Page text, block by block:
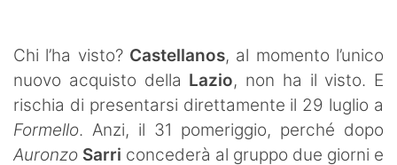
Vela
SHOP LAZIO
Contatti
Chi l’ha visto? Castellanos, al momento l’unico
nuovo acquisto della Lazio, non ha il visto. E
rischia di presentarsi direttamente il 29 luglio a
Formello. Anzi, il 31 pomeriggio, perché dopo
Auronzo Sarri concederà al gruppo due giorni e